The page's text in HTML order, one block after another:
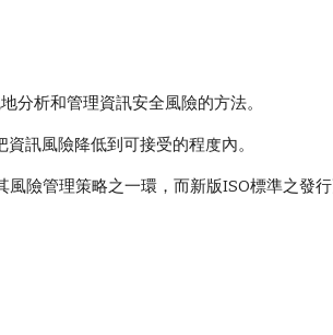
析和管理資訊安全風險的方法。
訊風險降低到可接受的程度內。
險管理策略之一環，而新版ISO標準之發